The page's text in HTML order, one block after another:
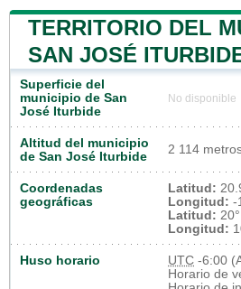
TERRITORIO DEL
SAN JOSÉ
Superficie del
municipio de San
José Iturbide
No disponible
Altitud del municipio
de San José Iturbide
2 114
Coordenadas
geográficas
Latitud:
Longitud: -
Latitud:
Longitud:
Huso horario UTC -6:00
Horario de